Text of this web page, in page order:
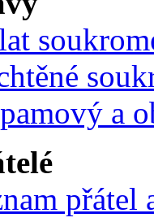
a
přátel